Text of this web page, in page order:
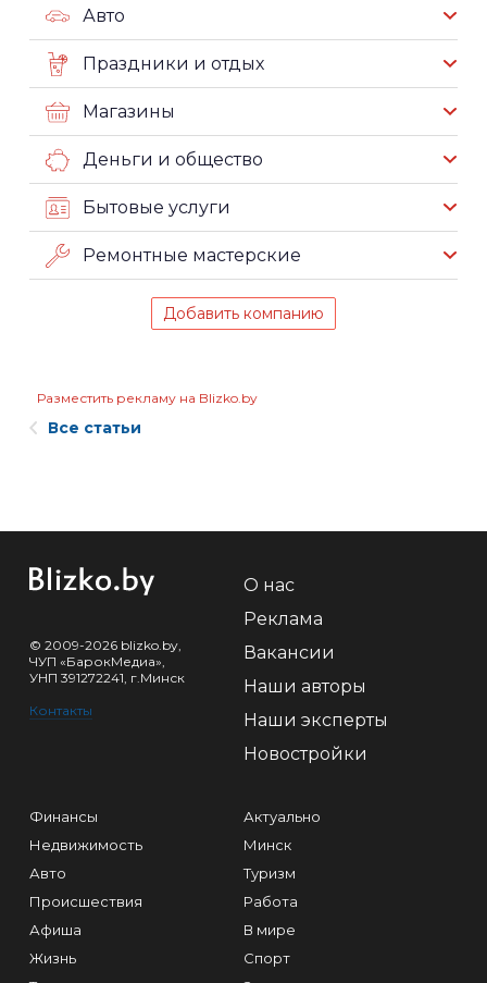
Авто
Праздники и отдых
Магазины
Деньги и общество
Бытовые услуги
Ремонтные мастерские
Добавить компанию
Разместить рекламу на Blizko.by
Все статьи
© 2009-2026 blizko.by,
ЧУП «БарокМедиа»,
УНП 391272241, г.Минск
Контакты
О нас
Реклама
Вакансии
Наши авторы
Наши эксперты
Новостройки
Финансы
Недвижимость
Авто
Происшествия
Афиша
Жизнь
Актуально
Минск
Туризм
Работа
В мире
Спорт